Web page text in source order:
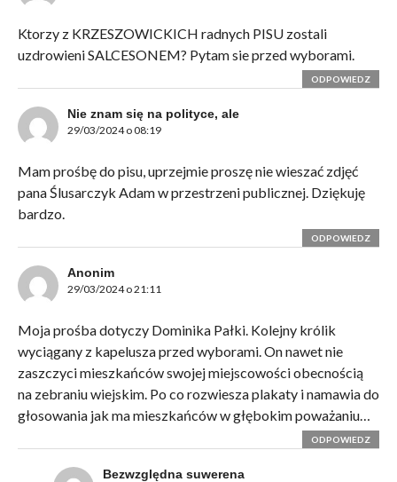
Ktorzy z KRZESZOWICKICH radnych PISU zostali
uzdrowieni SALCESONEM? Pytam sie przed wyborami.
ODPOWIEDZ
Nie znam się na polityce, ale
29/03/2024 o 08:19
Mam prośbę do pisu, uprzejmie proszę nie wieszać zdjęć
pana Ślusarczyk Adam w przestrzeni publicznej. Dziękuję
bardzo.
ODPOWIEDZ
Anonim
29/03/2024 o 21:11
Moja prośba dotyczy Dominika Pałki. Kolejny królik
wyciągany z kapelusza przed wyborami. On nawet nie
zaszczyci mieszkańców swojej miejscowości obecnością
na zebraniu wiejskim. Po co rozwiesza plakaty i namawia do
głosowania jak ma mieszkańców w głębokim poważaniu…
ODPOWIEDZ
Bezwzględna suwerena